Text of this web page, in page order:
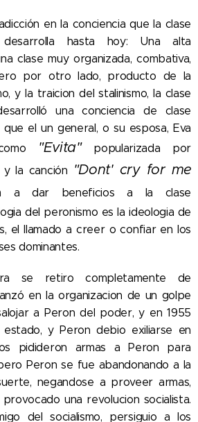
en la conciencia que la clase
hasta hoy: Una alta
clase muy organizada, combativa,
por otro lado, producto de la
y la traicion del stalinismo, la clase
una conciencia de clase
el un general, o su esposa, Eva
"Evita"popularizada por
y la canción "Dont' cry for me
a dar beneficios a la clase
del peronismo es la ideologia de
el llamado a creer o confiar en los
dominantes.
se retiro completamente de
en la organizacion de un golpe
a Peron del poder, y en 1955
y Peron debio exiliarse en
pidideron armas a Peron para
Peron se fue abandonando a la
negandose a proveer armas,
una revolucion socialista.
del socialismo, persiguio a los